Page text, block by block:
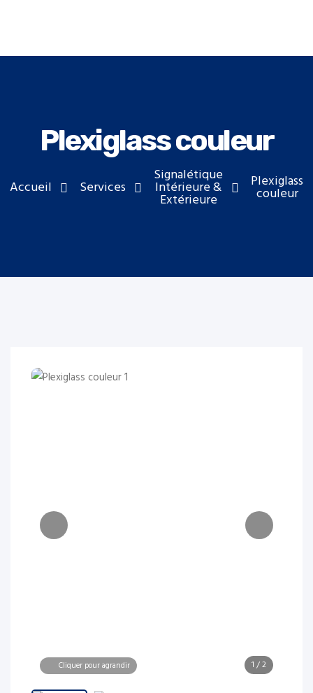
Plexiglass couleur
Accueil Services
Signalétique
Intérieure &
Extérieure
Plexiglass
couleur
1 /2
Cliquer pour agrandir